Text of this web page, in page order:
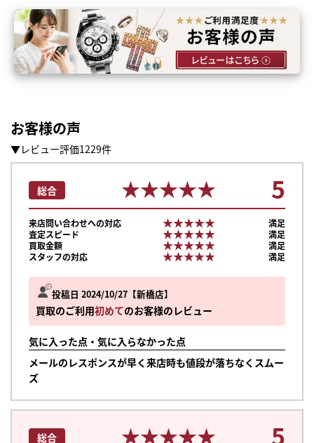
お客様の声
▼レビュー評価1229件
投稿日 2024/10/27 新橋店
買取のご利用初めてのお客様のレビュー
気に入った点・気に入らなかった点
メールのレスポンスが早く来店時も値段が落ちなくスムー
ズ
総合 ★★★★★
★★★★★ 5
来店問い合わせへの対応 ★★★★★
★★★★★
満足
査定スピード
★★★★★
★★★★★
満足
買取金額
★★★★★
★★★★★
満足
スタッフの対応
★★★★★
★★★★★ 満足
総合 ★★★★★
★★★★★ 5